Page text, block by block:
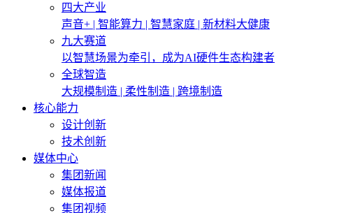
四大产业
声音+ | 智能算力 | 智慧家庭 | 新材料大健康
九大赛道
以智慧场景为牵引，成为AI硬件生态构建者
全球智造
大规模制造 | 柔性制造 | 跨境制造
核心能力
设计创新
技术创新
媒体中心
集团新闻
媒体报道
集团视频